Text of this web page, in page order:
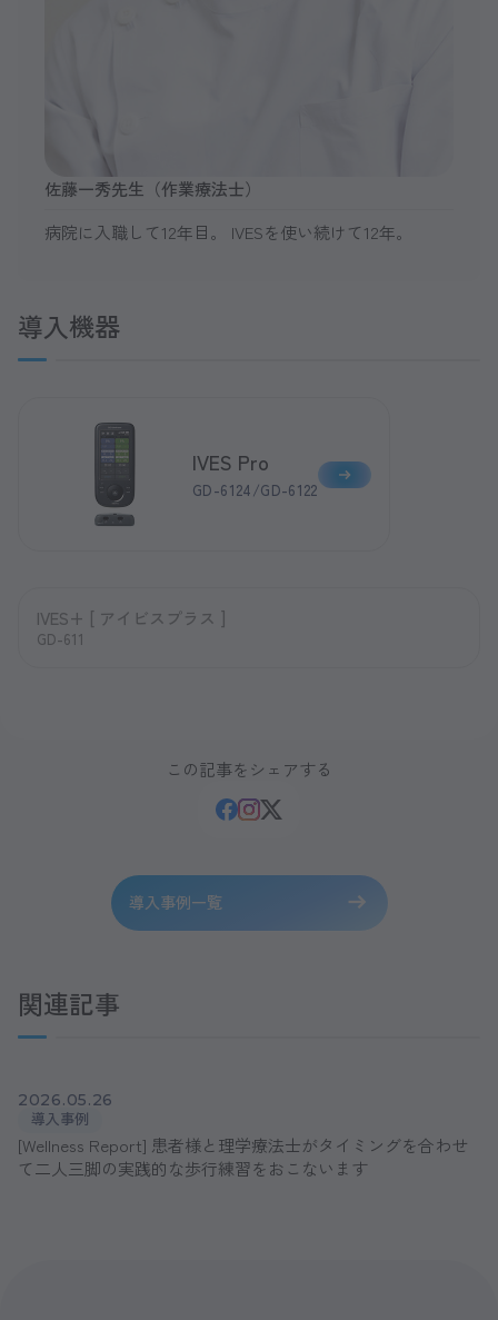
佐藤一秀先生（作業療法士）
病院に入職して12年目。 IVESを使い続けて12年。
導入機器
IVES Pro
GD-6124/GD-6122
IVES+ [ アイビスプラス ]
GD-611
この記事をシェアする
導入事例一覧
関連記事
2026.05.26
導入事例
[Wellness Report] 患者様と理学療法士がタイミングを合わせ
て二人三脚の実践的な歩行練習をおこないます